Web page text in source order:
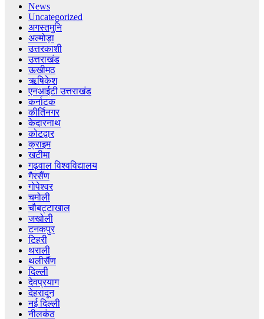
News
Uncategorized
अगस्तमुनि
अल्मोड़ा
उत्तरकाशी
उत्तराखंड
ऊखीमठ
ऋषिकेश
एनआईटी उत्तराखंड
कर्नाटक
कीर्तिनगर
केदारनाथ
कोटद्वार
क्राइम
खटीमा
गढ़वाल विश्वविद्यालय
गैरसैंण
गोपेश्वर
चमोली
चौबट्टाखाल
जखोली
टनकपुर
टिहरी
थराली
थलीसैंण
दिल्ली
देवप्रयाग
देहरादून
नई दिल्ली
नीलकंठ